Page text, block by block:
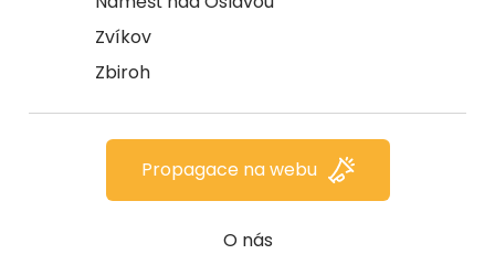
Zvíkov
Zbiroh
O nás
Propagace na webu